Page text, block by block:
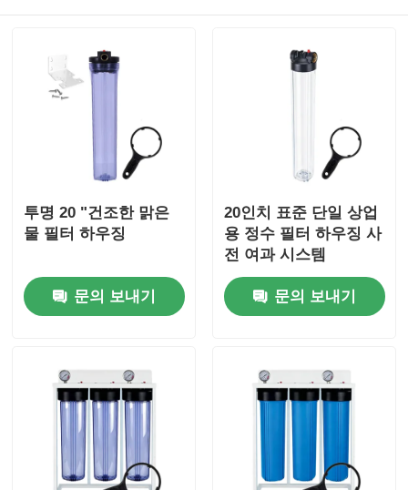
투명 20 "건조한 맑은
물 필터 하우징
문의 보내기
20인치 표준 단일 상업
용 정수 필터 하우징 사
전 여과 시스템
NPT/BSP 포트 압력 해
제
문의 보내기